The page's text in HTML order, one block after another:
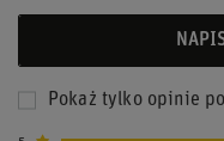
Pokaż tylko opinie